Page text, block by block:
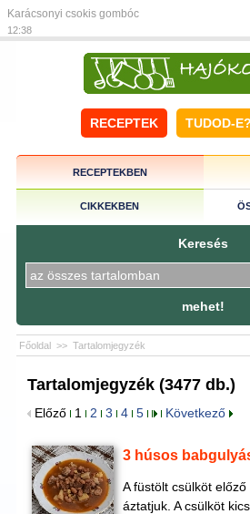
Karácsonyi csokis gombóc
12:38
RECEPTEK TUDOD-E?
RECEPTEKBEN
CIKKEKBEN
Keresés
mehet!
Főoldal >> Tartalomjegyzék
Tartalomjegyzék (3477 db.)
Előző 1 2 3 4 5 Következő
3 húsos
A füstölt csülköt
áztatjuk. A csülköt